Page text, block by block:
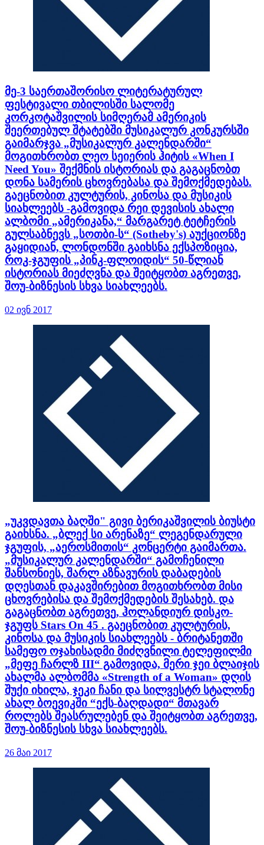
მე-3 საერთაშორისო ლიტერატურულ
ფესტივალი თბილისში სალომე
კორკოტაშვილის სიმღერამ ამერიკის
შეერთებულ შტატებში მუსიკალურ კონკურსში
გაიმარჯვა „მუსიკალურ კალენდარში“
მოგითხრობთ ლეო სეიერის ჰიტის «When I
Need You» შექმნის ისტორიას და გაგაცნობთ
დონა სამერის ცხოვრებასა და შემოქმედებას.
გაეცნობით კულტურის, კინოსა და მუსიკის
სიახლეებს -გამოვიდა რეი დევისის ახალი
ალბომი „ამერიკანა,“ მარგარეტ ტეტჩერის
გულსაბნევს „სოთბი-ს“ (Sotheby's) აუქციონზე
გაყიდიან, ლონდონში გაიხსნა ექსპოზიცია,
როკ-ჯგუფის „პინკ-ფლოიდის“ 50-წლიან
ისტორიას მიეძღვნა და შეიტყობთ აგრეთვე,
შოუ-ბიზნესის სხვა სიახლეებს.
02 ივნ 2017
„უკვდავთა ბაღში" გივი ბერიკაშვილის ბიუსტი
გაიხსნა. „ბლექ სი არენაზე“ ლეგენდარული
ჯგუფის, „აეროსმითის“ კონცერტი გაიმართა.
„მუსიკალურ კალენდარში“ გამოჩენილი
შანსონიეს, შარლ აზნავურის დაბადების
დღესთან დაკავშირებით მოგითხრობთ მისი
ცხოვრებისა და შემოქმედების შესახებ. და
გაგაცნობთ აგრეთვე, ჰოლანდიურ დისკო-
ჯგუფს Stars On 45 . გაეცნობით კულტურის,
კინოსა და მუსიკის სიახლეებს - ბრიტანეთში
სამეფო ოჯახისადმი მიძღვნილი ტელეფილმი
„მეფე ჩარლზ III“ გამოვიდა, მერი ჯეი ბლაიჯის
ახალმა ალბომმა «Strength of a Woman» დღის
შუქი იხილა, ჯეკი ჩანი და სილვესტრ სტალონე
ახალ ბოევიკში “ექს-ბაღდადი“ მთავარ
როლებს შეასრულებენ და შეიტყობთ აგრეთვე,
შოუ-ბიზნესის სხვა სიახლეებს.
26 მაი 2017